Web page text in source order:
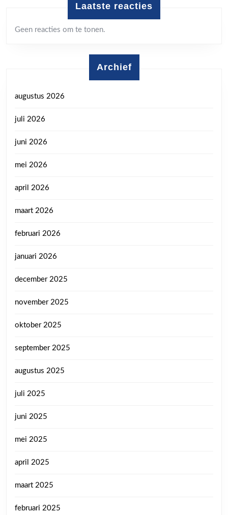
Laatste reacties
Geen reacties om te tonen.
Archief
augustus 2026
juli 2026
juni 2026
mei 2026
april 2026
maart 2026
februari 2026
januari 2026
december 2025
november 2025
oktober 2025
september 2025
augustus 2025
juli 2025
juni 2025
mei 2025
april 2025
maart 2025
februari 2025